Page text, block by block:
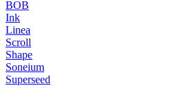
BOB
Ink
Linea
Scroll
Shape
Soneium
Superseed